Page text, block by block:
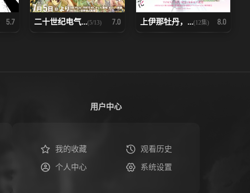
5.7 二十世纪电气...(5/13) 7.0 上伊那牡丹，...(12集) 8.0
用户中心
我的收藏 观看历史
个人中心 系统设置